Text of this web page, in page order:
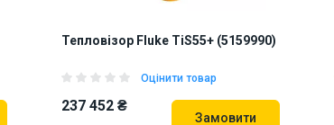
Тепловізор Fluke TiS55+ (5159990)
Оцінити товар
237 452 ₴
Замовити